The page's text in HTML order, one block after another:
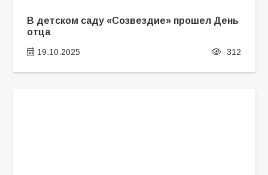
В детском саду «Созвездие» прошел День
отца
19.10.2025 312